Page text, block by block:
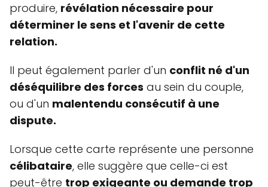
produire, révélation nécessaire pour
déterminer le sens et l'avenir de cette
relation.
Il peut également parler d'un conflit né d'un
déséquilibre des forces au sein du couple,
ou d'un malentendu consécutif à une
dispute.
Lorsque cette carte représente une personne
célibataire, elle suggère que celle-ci est
peut-être trop exigeante ou demande trop